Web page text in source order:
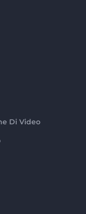
Di Video